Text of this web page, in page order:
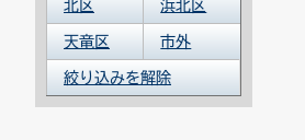
北区 浜北区
天竜区 市外
絞り込みを解除